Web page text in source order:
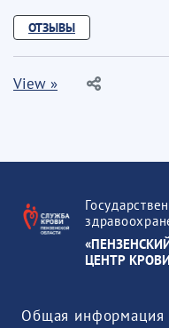
ОТЗЫВЫ
View »
ЦЕНТР
Общая информация